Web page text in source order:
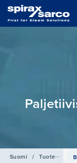
Suomi / Tuotehaku /